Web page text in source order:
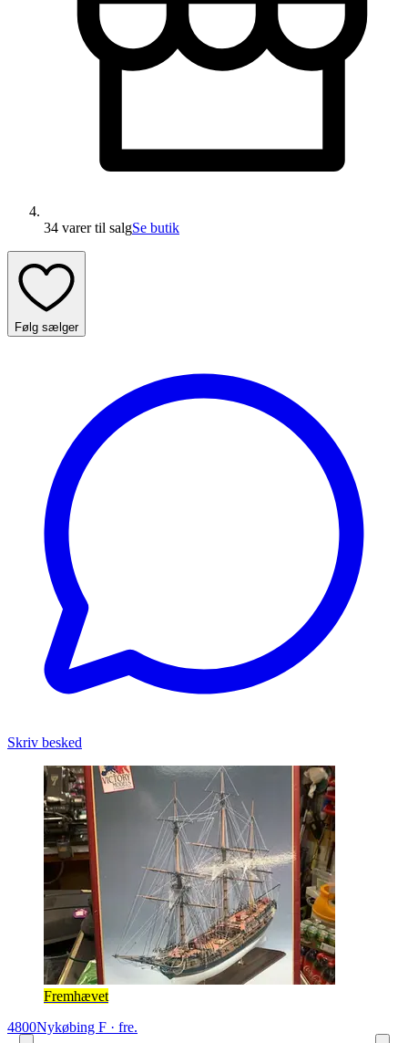
34 varertil salgSe butik
Følg sælger
Skriv besked
Fremhævet
4800Nykøbing F · fre.